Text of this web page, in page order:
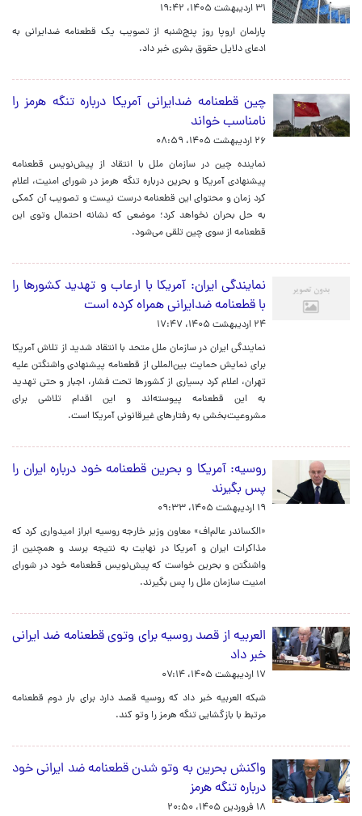
۳۱ اردیبهشت ۱۴۰۵، ۱۹:۴۲
پارلمان اروپا روز پنج‌شنبه از تصویب یک قطعنامه ضدایرانی به
ادعای دلایل حقوق بشری خبر داد.
چین قطعنامه ضدایرانی آمریکا درباره تنگه هرمز را
نامناسب خواند
۲۶ اردیبهشت ۱۴۰۵، ۰۸:۵۹
نماینده چین در سازمان ملل با انتقاد از پیش‌نویس قطعنامه
پیشنهادی آمریکا و بحرین درباره تنگه هرمز در شورای امنیت، اعلام
کرد زمان و محتوای این قطعنامه درست نیست و تصویب آن کمکی
به حل بحران نخواهد کرد؛ موضعی که نشانه احتمال وتوی این
قطعنامه از سوی چین تلقی می‌شود.
نمایندگی ایران: آمریکا با ارعاب و تهدید کشورها را
با قطعنامه ضدایرانی همراه کرده است
۲۴ اردیبهشت ۱۴۰۵، ۱۷:۴۷
نمایندگی ایران در سازمان ملل متحد با انتقاد شدید از تلاش آمریکا
برای نمایش حمایت بین‌المللی از قطعنامه پیشنهادی واشنگتن علیه
تهران، اعلام کرد بسیاری از کشورها تحت فشار، اجبار و حتی تهدید
به این قطعنامه پیوسته‌اند و این اقدام تلاشی برای
مشروعیت‌بخشی به رفتارهای غیرقانونی آمریکا است.
روسیه: آمریکا و بحرین قطعنامه خود درباره ایران را
پس بگیرند
۱۹ اردیبهشت ۱۴۰۵، ۰۹:۳۳
«الکساندر عالم‌اف» معاون وزیر خارجه روسیه ابراز امیدواری کرد که
مذاکرات ایران و آمریکا در نهایت به نتیجه برسد و همچنین از
واشنگتن و بحرین خواست که پیش‌نویس قطعنامه خود در شورای
امنیت سازمان ملل را پس بگیرند.
العربیه از قصد روسیه برای وتوی قطعنامه ضد ایرانی
خبر داد
۱۷ اردیبهشت ۱۴۰۵، ۰۷:۱۴
شبکه العربیه خبر داد که روسیه قصد دارد برای بار دوم قطعنامه
مرتبط با بازگشایی تنگه هرمز را وتو کند.
واکنش بحرین به وتو شدن قطعنامه ضد ایرانی خود
درباره تنگه هرمز
۱۸ فروردین ۱۴۰۵، ۲۰:۵۰